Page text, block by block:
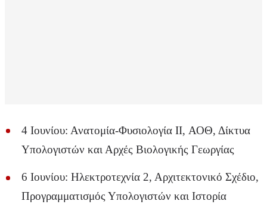
4 Ιουνίου: Ανατομία-Φυσιολογία II, ΑΟΘ, Δίκτυα
Υπολογιστών και Αρχές Βιολογικής Γεωργίας
6 Ιουνίου: Ηλεκτροτεχνία 2, Αρχιτεκτονικό Σχέδιο,
Προγραμματισμός Υπολογιστών και Ιστορία